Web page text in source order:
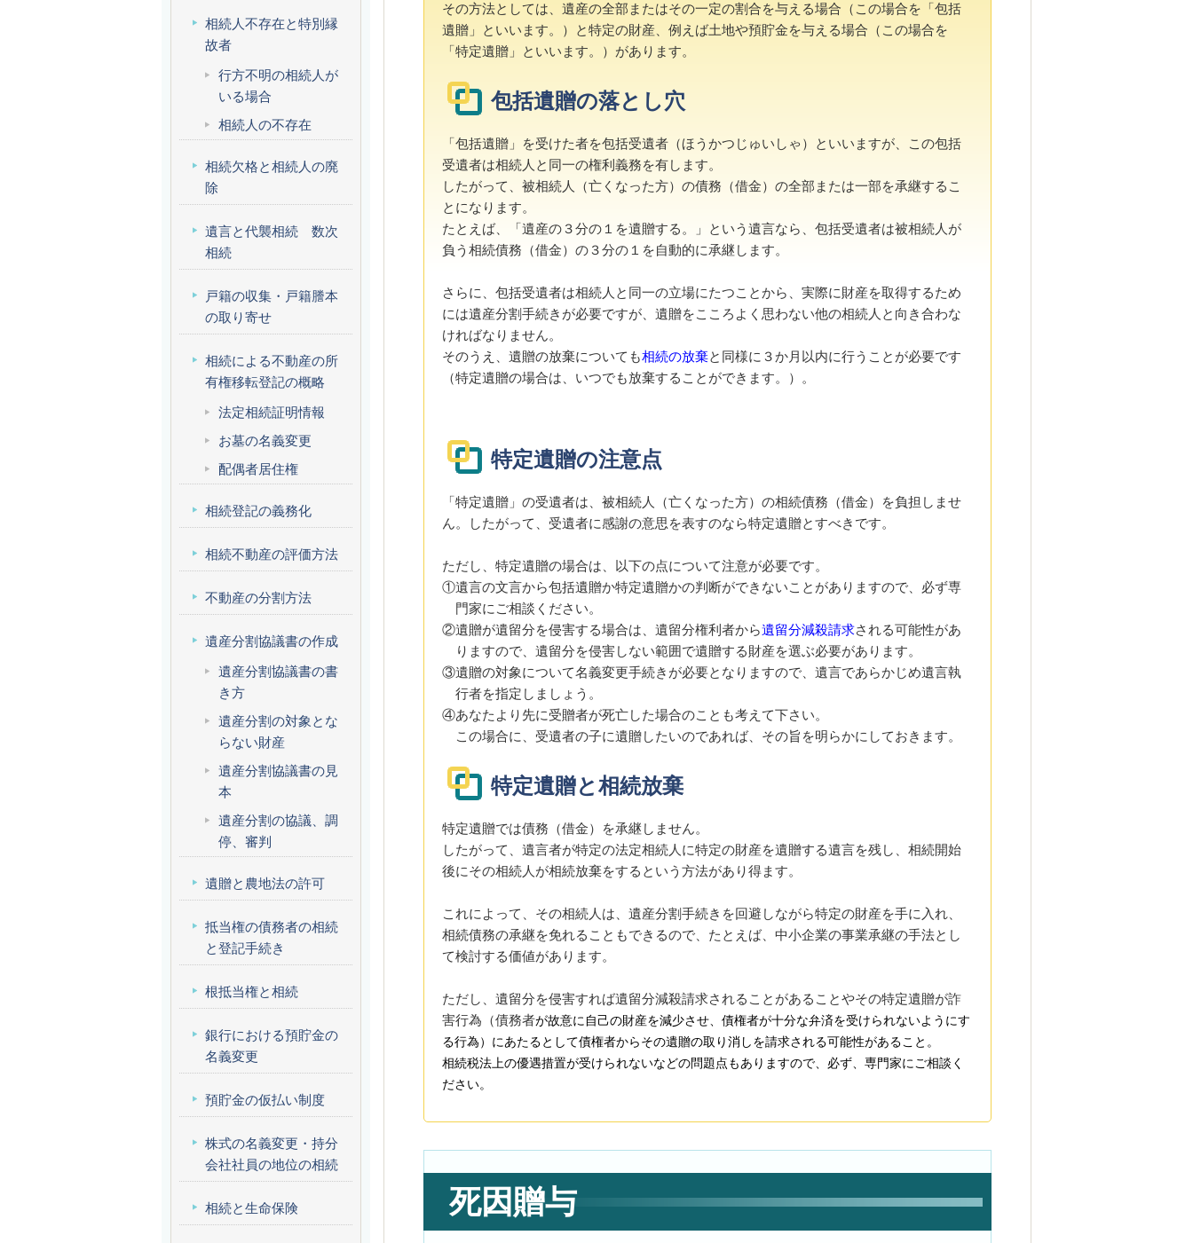
その方法としては、遺産の全部またはその一定の割合を与える場合（この場合を「包括
遺贈」といいます。）と特定の財産、例えば土地や預貯金を与える場合（この場合を
「特定遺贈」といいます。）があります。
包括遺贈の落とし穴
「包括遺贈」を受けた者を包括受遺者（ほうかつじゅいしゃ）といいますが、この包括
受遺者は相続人と同一の権利義務を有します。
したがって、被相続人（亡くなった方）の債務（借金）の全部または一部を承継するこ
とになります。
たとえば、「遺産の３分の１を遺贈する。」という遺言なら、包括受遺者は被相続人が
負う相続債務（借金）の３分の１を自動的に承継します。
さらに、包括受遺者は相続人と同一の立場にたつことから、実際に財産を取得するため
には遺産分割手続きが必要ですが、遺贈をこころよく思わない他の相続人と向き合わな
ければなりません。
そのうえ、遺贈の放棄についても相続の放棄と同様に３か月以内に行うことが必要です
（特定遺贈の場合は、いつでも放棄することができます。）。
特定遺贈の注意点
「特定遺贈」の受遺者は、被相続人（亡くなった方）の相続債務（借金）を負担しませ
ん。したがって、受遺者に感謝の意思を表すのなら特定遺贈とすべきです。
ただし、特定遺贈の場合は、以下の点について注意が必要です。
①遺言の文言から包括遺贈か特定遺贈かの判断ができないことがありますので、必ず専
門家にご相談ください。
②遺贈が遺留分を侵害する場合は、遺留分権利者から遺留分減殺請求される可能性があ
りますので、遺留分を侵害しない範囲で遺贈する財産を選ぶ必要があります。
③遺贈の対象について名義変更手続きが必要となりますので、遺言であらかじめ遺言執
行者を指定しましょう。
④あなたより先に受贈者が死亡した場合のことも考えて下さい。
この場合に、受遺者の子に遺贈したいのであれば、その旨を明らかにしておきます。
特定遺贈と相続放棄
特定遺贈では債務（借金）を承継しません。
したがって、遺言者が特定の法定相続人に特定の財産を遺贈する遺言を残し、相続開始
後にその相続人が相続放棄をするという方法があり得ます。
これによって、その相続人は、遺産分割手続きを回避しながら特定の財産を手に入れ、
相続債務の承継を免れることもできるので、たとえば、中小企業の事業承継の手法とし
て検討する価値があります。
ただし、遺留分を侵害すれば遺留分減殺請求されることがあることやその特定遺贈が詐
害行為（債務者が故意に自己の財産を減少させ、 債権者が十分な弁済を受けられないようにす
る行為）にあたるとして債権者からその遺贈の取り消しを請求される可能性があること。
相続税法上の優遇措置が受けられないなどの問題点もありますので、必ず、専門家にご相談く
ださい。
死因贈与
相続人不存在と特別縁
故者
行方不明の相続人が
いる場合
相続人の不存在
相続欠格と相続人の廃
除
遺言と代襲相続 数次
相続
戸籍の収集・戸籍謄本
の取り寄せ
相続による不動産の所
有権移転登記の概略
法定相続証明情報
お墓の名義変更
配偶者居住権
相続登記の義務化
相続不動産の評価方法
不動産の分割方法
遺産分割協議書の作成
遺産分割協議書の書
き方
遺産分割の対象とな
らない財産
遺産分割協議書の見
本
遺産分割の協議、調
停、審判
遺贈と農地法の許可
抵当権の債務者の相続
と登記手続き
根抵当権と相続
銀行における預貯金の
名義変更
預貯金の仮払い制度
株式の名義変更・持分
会社社員の地位の相続
相続と生命保険